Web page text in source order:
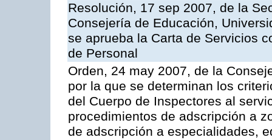
Resolución, 17 sep 2007, de la
Consejería de Educación,
se aprueba la Carta de Servicios
de Personal
Orden, 24 may 2007, de la
por la que se determinan los
del Cuerpo de Inspectores al
procedimientos de adscripción a
de adscripción a especialidades,